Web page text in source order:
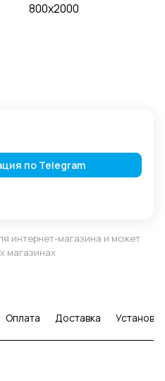
800x2000
по Telegram
интернет-магазина и может
магазинах
Оплата Доставка Установка